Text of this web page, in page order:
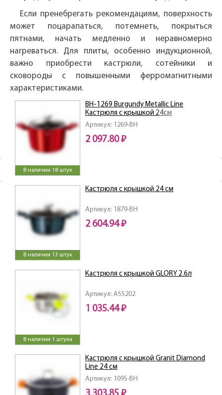
Если пренебрегать рекомендациям, поверхность
может поцарапаться, потемнеть, покрыться
пятнами, начать медленно и неравномерно
нагреваться. Для плиты, особенно индукционной,
важно приобрести кастрюли, сотейники и
сковороды с повышенными ферромагнитными
характеристиками.
В наличии 18 штук
Артикул: 1269-BH
ВН-1269 Burgundy Metallic Line
Кастрюля с крышкой 24см
2 097.80 ₽
В наличии 13 штук
Артикул: 1879-BH
Кастрюля с крышкой 24 см
2 604.94 ₽
В наличии 1 штука
Артикул: ASS202
Кастрюля с крышкой GLORY 2.6л
1 035.44 ₽
Артикул: 1095-BH
Кастрюля с крышкой Granit Diamond
Line 24 см